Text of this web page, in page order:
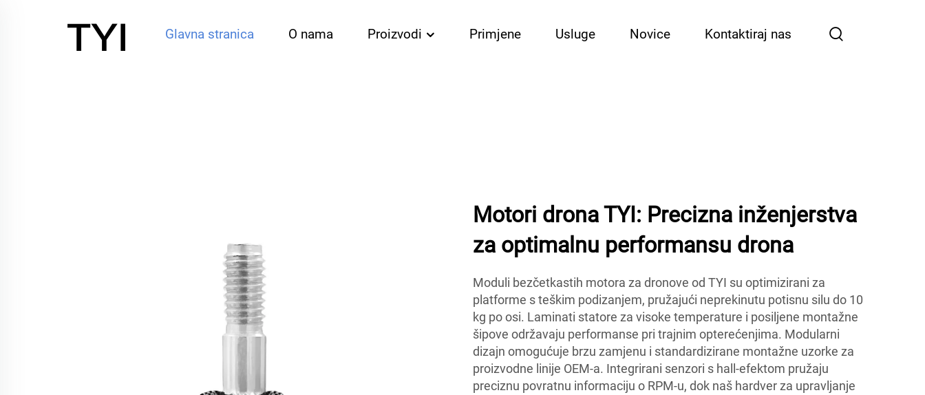
Glavna stranica O nama Proizvodi Primjene Usluge Novice Kontaktiraj nas
Motori drona TYI: Precizna inženjerstva
za optimalnu performansu drona
Moduli bezčetkastih motora za dronove od TYI su optimizirani za
platforme s teškim podizanjem, pružajući neprekinutu potisnu silu do 10
kg po osi. Laminati statore za visoke temperature i posiljene montažne
šipove održavaju performanse pri trajnim opterećenjima. Modularni
dizajn omogućuje brzu zamjenu i standardizirane montažne uzorke za
proizvodne linije OEM-a. Integrirani senzori s hall-efektom pružaju
preciznu povratnu informaciju o RPM-u, dok naš hardver za upravljanje